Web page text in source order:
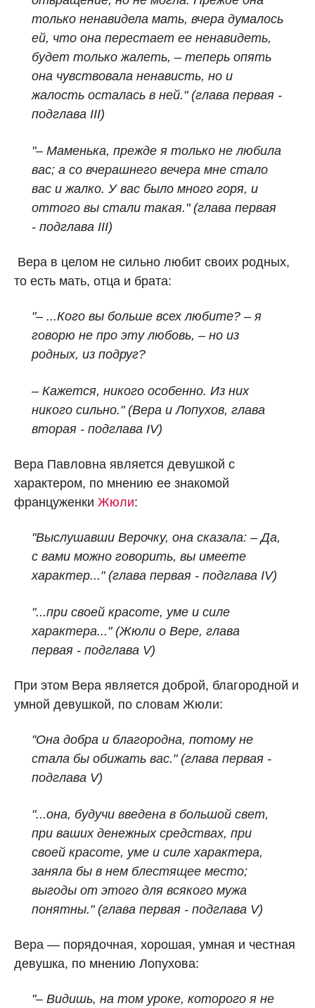
только ненавидела мать, вчера думалось
ей, что она перестает ее ненавидеть,
будет только жалеть, – теперь опять
она чувствовала ненависть, но и
жалость осталась в ней." (глава первая -
подглава III)
"– Маменька, прежде я только не любила
вас; а со вчерашнего вечера мне стало
вас и жалко. У вас было много горя, и
оттого вы стали такая." (глава первая
- подглава III)
Вера в целом не сильно любит своих родных,
то есть мать, отца и брата:
"– ...Кого вы больше всех любите? – я
говорю не про эту любовь, – но из
родных, из подруг?
– Кажется, никого особенно. Из них
никого сильно." (Вера и Лопухов, глава
вторая - подглава IV)
Вера Павловна является девушкой с
характером, по мнению ее знакомой
француженки Жюли:
"Выслушавши Верочку, она сказала: – Да,
с вами можно говорить, вы имеете
характер..." (глава первая - подглава IV)
"...при своей красоте, уме и силе
характера..." (Жюли о Вере, глава
первая - подглава V)
При этом Вера является доброй, благородной и
умной девушкой, по словам Жюли:
"Она добра и благородна, потому не
стала бы обижать вас." (глава первая -
подглава V)
"...она, будучи введена в большой свет,
при ваших денежных средствах, при
своей красоте, уме и силе характера,
заняла бы в нем блестящее место;
выгоды от этого для всякого мужа
понятны." (глава первая - подглава V)
Вера — порядочная, хорошая, умная и честная
девушка, по мнению Лопухова:
"– Видишь, на том уроке, которого я не